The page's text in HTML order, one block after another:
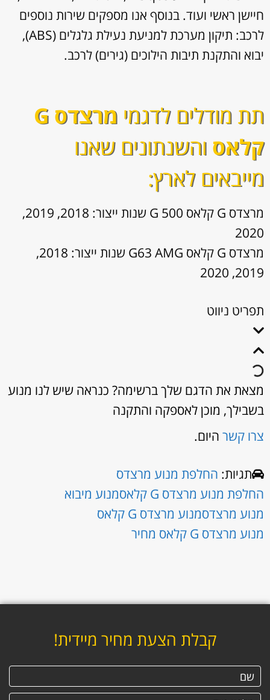
חיישן ראשי ועוד. בנוסף אנו מספקים שירות נוספים
לרכב: תיקון מערכת למניעת נעילת גלגלים (ABS),
יבוא והתקנת תיבות הילוכים (גירים) לרכב.
תת מודלים לדגמי
מרצדס G
קלאס והשנתונים שאנו
מייבאים לארץ:
מרצדס G קלאס G 500 שנות ייצור: 2018, 2019,
2020
מרצדס G קלאס G63 AMG שנות ייצור: 2018,
2019, 2020
תפריט ניווט
מצאת את הדגם שלך ברשימה? כנראה שיש לנו מנוע
בשבילך, מוכן לאספקה והתקנה
צרו קשר היום.
תגיות: החלפת מנוע מרצדס
החלפת מנוע מרצדס G קלאס
מנוע מיבוא
מנוע מרצדסמנוע מרצדס G קלאס
מנוע מרצדס G קלאס מחיר
קבלת הצעת מחיר מיידית!